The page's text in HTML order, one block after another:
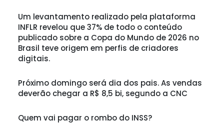
Um levantamento realizado pela plataforma
INFLR revelou que 37% de todo o conteúdo
publicado sobre a Copa do Mundo de 2026 no
Brasil teve origem em perfis de criadores
digitais.
Próximo domingo será dia dos pais. As vendas
deverão chegar a R$ 8,5 bi, segundo a CNC
Quem vai pagar o rombo do INSS?